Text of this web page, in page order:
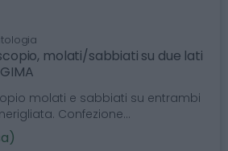
molati/sabbiati su due lati
molati e sabbiati su entrambi
Confezione...